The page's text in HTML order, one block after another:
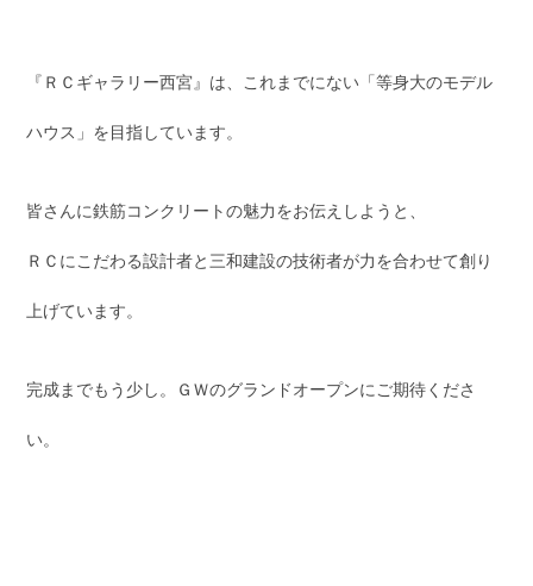
『ＲＣギャラリー西宮』は、これまでにない「等身大のモデル
ハウス」を目指しています。
皆さんに鉄筋コンクリートの魅力をお伝えしようと、
ＲＣにこだわる設計者と三和建設の技術者が力を合わせて創り
上げています。
完成までもう少し。ＧＷのグランドオープンにご期待くださ
い。